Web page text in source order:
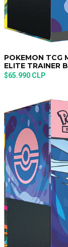
POKEMON TCG
ELITE TRAINER
$65.990 CLP